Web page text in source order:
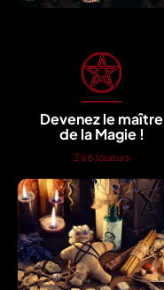
Devenez le maître
de la Magie !
2 à 6 Joueurs